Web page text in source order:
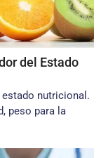
del Estado
nutricional.
peso para la